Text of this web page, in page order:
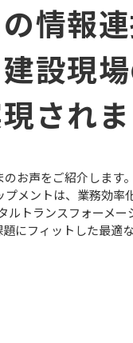
情報
設現
されま
お声をご紹介します。
プメントは、業務効率
ルトランスフォーメ
にフィットした最適